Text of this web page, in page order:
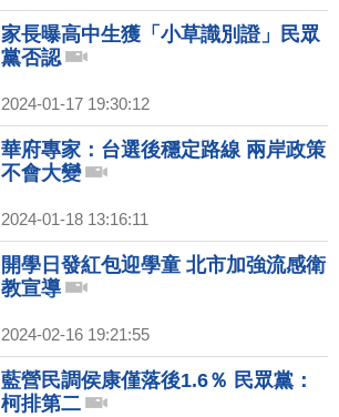
家長曝高中生獲「小草識別證」民眾
黨否認
2024-01-17 19:30:12
華府專家：台選後穩定路線 兩岸政策
不會大變
2024-01-18 13:16:11
開學日發紅包迎學童 北市加強流感衛
教宣導
2024-02-16 19:21:55
藍營民調侯康僅落後1.6％ 民眾黨：
柯排第二